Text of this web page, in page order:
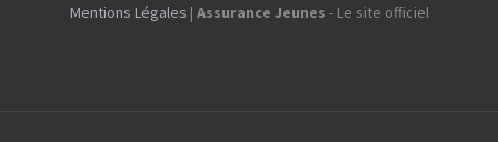
Mentions Légales | Assurance Jeunes - Le site officiel